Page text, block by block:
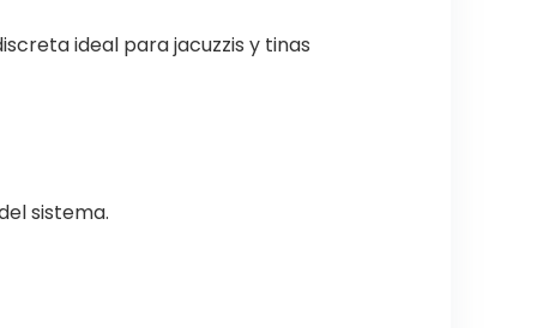
ideal para jacuzzis y tinas
sistema.